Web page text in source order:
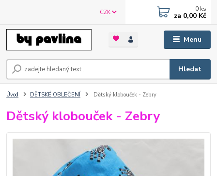
Menu
CZK
Hledat
0 ks
za 0,00 Kč
Úvod DĚTSKÉ OBLEČENÍ Dětský klobouček - Zebry
Dětský klobouček - Zebry